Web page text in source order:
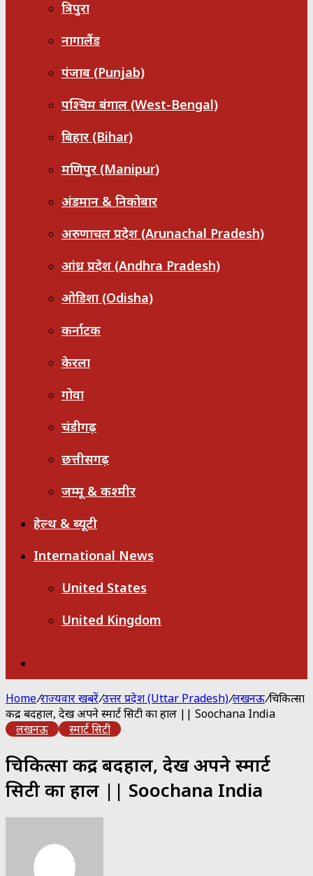
त्रिपुरा
नागालैंड
पंजाब (Punjab)
पश्चिम बंगाल (West-Bengal)
बिहार (Bihar)
मणिपुर (Manipur)
अंडमान & निकोबार
अरुणाचल प्रदेश (Arunachal Pradesh)
आंध्र प्रदेश (Andhra Pradesh)
ओडिशा (Odisha)
कर्नाटक
केरला
गोवा
चंडीगढ़
छत्तीसगढ़
जम्मू & कश्मीर
हेल्थ & ब्यूटी
International News
United States
United Kingdom
for
Home/राज्यवार खबरें/उत्तर प्रदेश (Uttar Pradesh)/लखनऊ/चिकित्सा
केंद्र बदहाल, देखें अपने स्मार्ट सिटी का हाल || Soochana India
लखनऊ
स्मार्ट सिटी
चिकित्सा केंद्र बदहाल, देखें अपने स्मार्ट
सिटी का हाल || Soochana India